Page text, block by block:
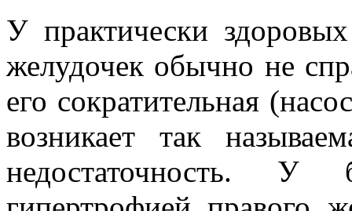
У практически
желудочек обычно не
его сократительная
возникает так
недостаточность.